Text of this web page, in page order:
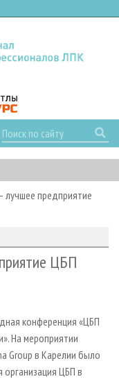
лучшее предприятие
ЦБП
конференция «ЦБП
На мероприятии
Group в Карелии было
ЦБП в